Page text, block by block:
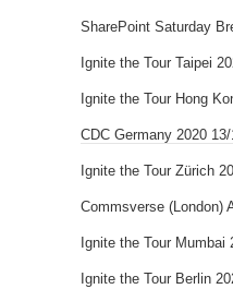
SharePoint Saturday
Ignite the Tour Taipei
Ignite the Tour Hong
CDC Germany 2020
Ignite the Tour Zürich
Commsverse (London)
Ignite the Tour Mumbai
Ignite the Tour Berlin